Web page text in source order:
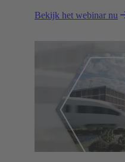
digitale tweelingen.
Bekijk het webinar nu